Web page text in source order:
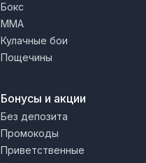
Бокс
MMA
Кулачные бои
Пощечины
Бонусы и акции
Без депозита
Промокоды
Приветственные